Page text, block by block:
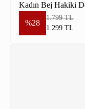
Kadın Bej Hakiki
%28
1.799 TL
1.299 TL